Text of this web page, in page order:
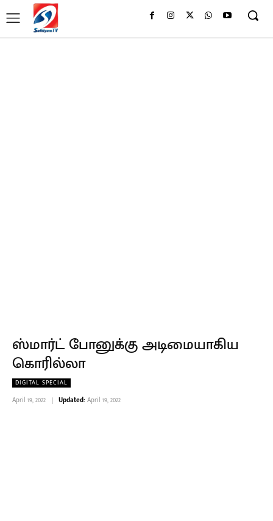
ஸ்மார்ட் போனுக்கு அடிமையாகிய
கொரில்லா
DIGITAL SPECIAL
April 19, 2022 Updated: April 19, 2022